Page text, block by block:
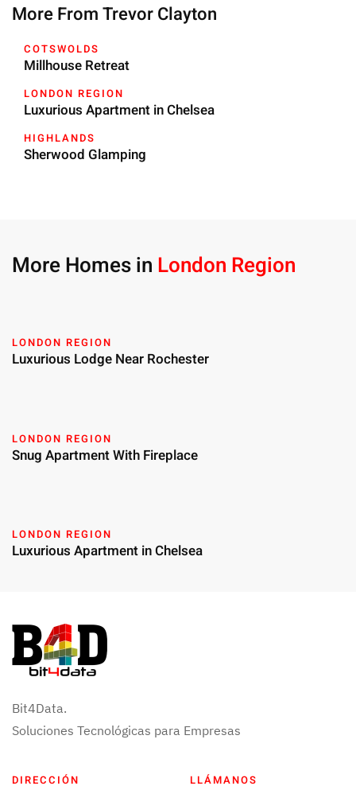
More From Trevor Clayton
COTSWOLDS
Millhouse Retreat
LONDON REGION
Luxurious Apartment in Chelsea
HIGHLANDS
Sherwood Glamping
More Homes in London Region
LONDON REGION
Luxurious Lodge Near Rochester
LONDON REGION
Snug Apartment With Fireplace
LONDON REGION
Luxurious Apartment in Chelsea
Bit4Data.
Soluciones Tecnológicas para Empresas
DIRECCIÓN LLÁMANOS